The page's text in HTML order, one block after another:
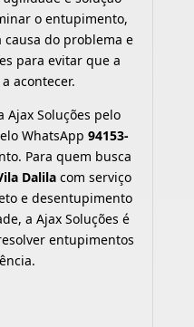
o entupimento,
do problema e
para evitar que a
acontecer.
Ajax Soluções pelo
WhatsApp 94153-
Para quem busca
Dalilacom serviço
e desentupimento
a Ajax Soluções é
entupimentos